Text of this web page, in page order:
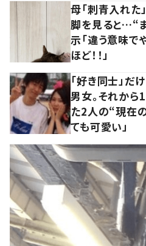
母「刺青入れた
脚を見ると…“
示「違う意味で
ほど！！」
「好き同士」だ
男女。それか
た2人の“現在
ても可愛い」